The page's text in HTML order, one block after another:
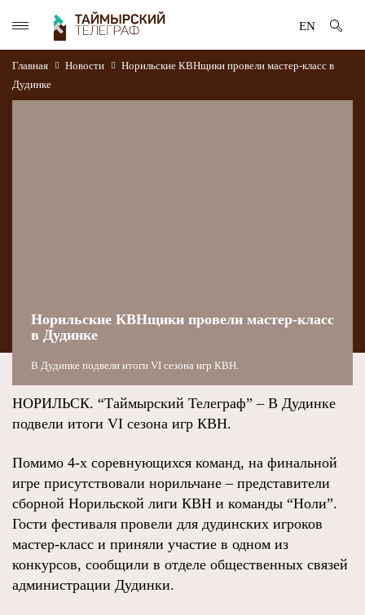
EN
Главная Новости
Норильские КВНщики провели мастер-класс в
Дудинке
Норильские КВНщики провели мастер-класс
в Дудинке
В Дудинке подвели итоги VI сезона игр КВН.
НОРИЛЬСК. “Таймырский Телеграф” – В Дудинке
подвели итоги VI сезона игр КВН.
Помимо 4-х соревнующихся команд, на финальной
игре присутствовали норильчане – представители
сборной Норильской лиги КВН и команды “Ноли”.
Гости фестиваля провели для дудинских игроков
мастер-класс и приняли участие в одном из
конкурсов, сообщили в отделе общественных связей
администрации Дудинки.